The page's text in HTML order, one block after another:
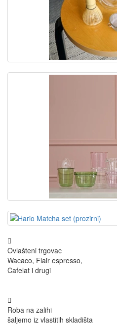
Ovlašteni trgovac
Wacaco, Flair espresso,
Cafelat i drugi
Roba na zalihi
šaljemo iz vlastitih skladišta